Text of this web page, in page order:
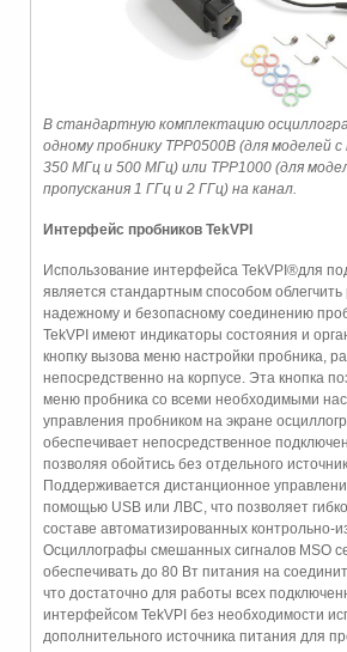
В стандартную комплектацию
одному пробнику TPP0500B (для моделей с
350 МГц и 500 МГц) или TPP1000 (для
пропускания 1 ГГц и 2 ГГц) на канал.
Интерфейс пробников TekVPI
Использование интерфейса TekVPI®для
является стандартным способом
надежному и безопасному соединению
TekVPI имеют индикаторы состояния и
кнопку вызова меню настройки пробника,
непосредственно на корпусе. Эта кнопка
меню пробника со всеми необходимыми
управления пробником на экране
обеспечивает непосредственное
позволяя обойтись без отдельного
Поддерживается дистанционное
помощью USB или ЛВС, что позволяет
составе автоматизированных контрольно-
Осциллографы смешанных сигналов MSO
обеспечивать до 80 Вт питания на
что достаточно для работы всех
интерфейсом TekVPI без необходимости
дополнительного источника питания для